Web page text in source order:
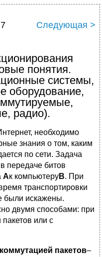
Следующая >
понятия.
системы,
оборудование,
радио).
необходимо
знания о том, каким
по сети. Задача
передаче битов
Ак компьютеруВ. При
транспортировки
были искажены.
двумя способами: при
или с
пакетов–